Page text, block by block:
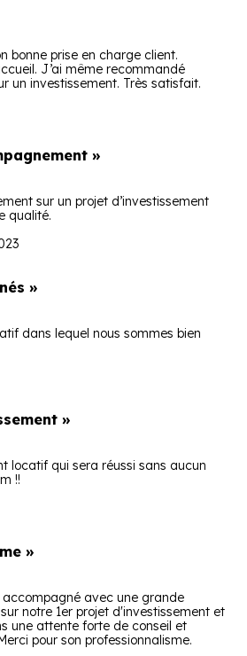
bonne prise en charge client.
J’ai même recommandé
un investissement. Très satisfait.
»
sur un projet d’investissement
qualité.
»
dans lequel nous sommes bien
»
locatif qui sera réussi sans aucun
!!
»
avec une grande
notre 1er projet d'investissement et
une attente forte de conseil et
pour son professionnalisme.